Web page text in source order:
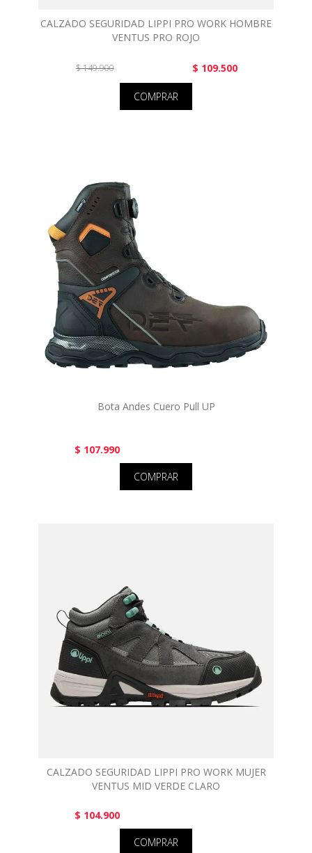
CALZADO SEGURIDAD LIPPI PRO WORK HOMBRE
VENTUS PRO ROJO
$ 149.900 $ 109.500
COMPRAR
Bota Andes Cuero Pull UP
$ 107.990
COMPRAR
CALZADO SEGURIDAD LIPPI PRO WORK MUJER
VENTUS MID VERDE CLARO
$ 104.900
COMPRAR